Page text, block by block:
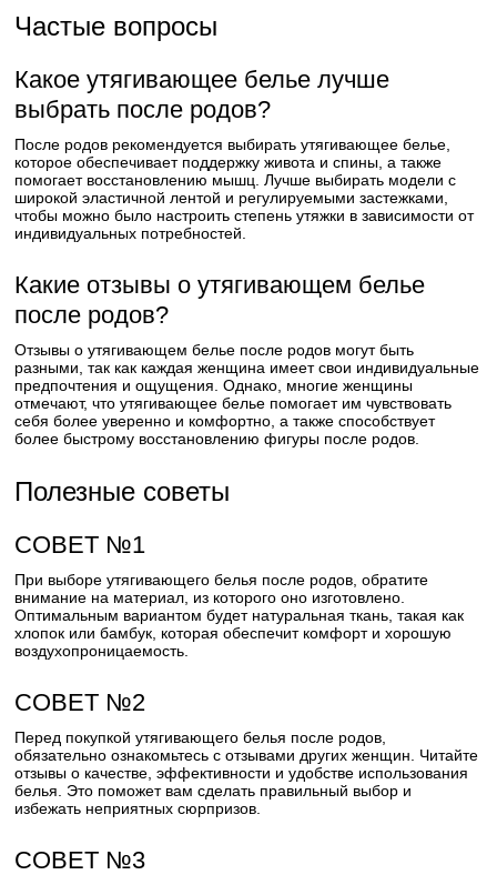
Частые вопросы
Какое утягивающее белье лучше
выбрать после родов?
После родов рекомендуется выбирать утягивающее белье,
которое обеспечивает поддержку живота и спины, а также
помогает восстановлению мышц. Лучше выбирать модели с
широкой эластичной лентой и регулируемыми застежками,
чтобы можно было настроить степень утяжки в зависимости от
индивидуальных потребностей.
Какие отзывы о утягивающем белье
после родов?
Отзывы о утягивающем белье после родов могут быть
разными, так как каждая женщина имеет свои индивидуальные
предпочтения и ощущения. Однако, многие женщины
отмечают, что утягивающее белье помогает им чувствовать
себя более уверенно и комфортно, а также способствует
более быстрому восстановлению фигуры после родов.
Полезные советы
СОВЕТ №1
При выборе утягивающего белья после родов, обратите
внимание на материал, из которого оно изготовлено.
Оптимальным вариантом будет натуральная ткань, такая как
хлопок или бамбук, которая обеспечит комфорт и хорошую
воздухопроницаемость.
СОВЕТ №2
Перед покупкой утягивающего белья после родов,
обязательно ознакомьтесь с отзывами других женщин. Читайте
отзывы о качестве, эффективности и удобстве использования
белья. Это поможет вам сделать правильный выбор и
избежать неприятных сюрпризов.
СОВЕТ №3